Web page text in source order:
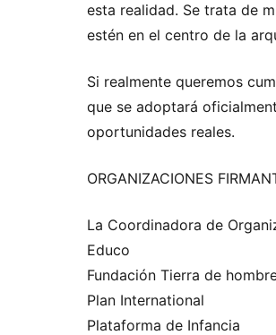
esta realidad. Se trata de
estén en el centro de la
Si realmente queremos
que se adoptará
oportunidades reales.
ORGANIZACIONES
La Coordinadora de
Educo
Fundación Tierra de
Plan International
Plataforma de Infancia